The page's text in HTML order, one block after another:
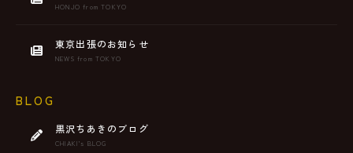
HONJO from TOKYO
東京出張のお知らせ
NEWS from TOKYO
BLOG
黒沢ちあきのブログ
CHIAKI’s BLOG